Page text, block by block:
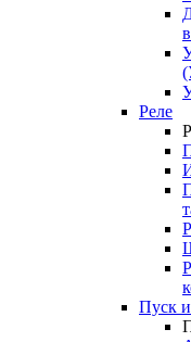
Реле
Пуск и